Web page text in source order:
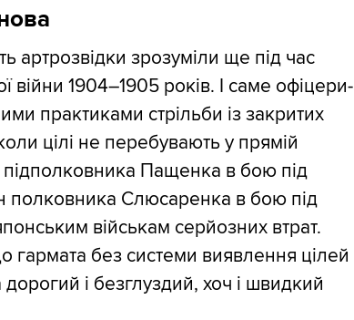
артрозвідки зрозуміли ще під час
війни 1904–1905 років. І саме офіцери-
практиками стрільби із закритих
цілі не перебувають у прямій
підполковника Пащенка в бою під
полковника Слюсаренка в бою під
військам серйозних втрат.
гармата без системи виявлення цілей
і безглуздий, хоч і швидкий